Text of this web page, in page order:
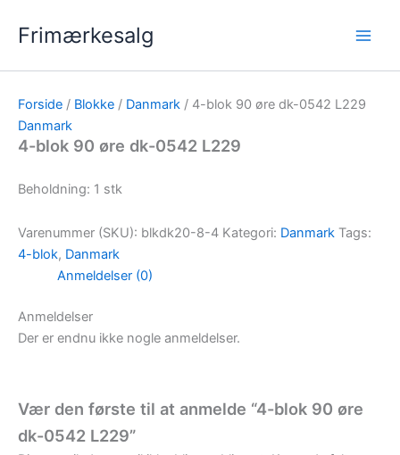
Frimærkesalg
Forside / Blokke / Danmark / 4-blok 90 øre dk-0542 L229
Danmark
4-blok 90 øre dk-0542 L229
Beholdning: 1 stk
Varenummer (SKU): blkdk20-8-4 Kategori: Danmark Tags:
4-blok, Danmark
Anmeldelser (0)
Anmeldelser
Der er endnu ikke nogle anmeldelser.
Vær den første til at anmelde “4-blok 90 øre
dk-0542 L229”